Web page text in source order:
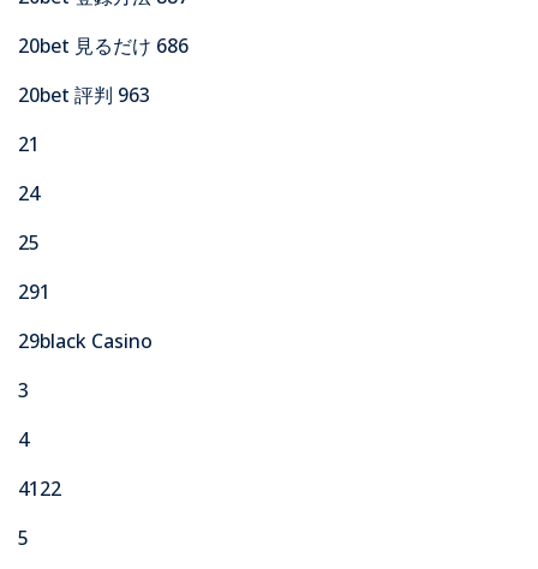
20bet 見るだけ 686
20bet 評判 963
21
24
25
291
29black Casino
3
4
4122
5